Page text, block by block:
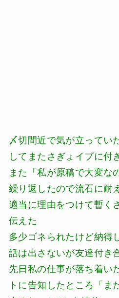
〆切間近で気が立ってい
してまたさぎょイプに付
また「私が原稿で大変な
繰り返したので流石に耐
適当に理由をつけて暫く
伝えた
多少ゴネられたけど納得
話は出さないが友達付き
先日私の仕事が落ち着い
トに告知したところ「ま